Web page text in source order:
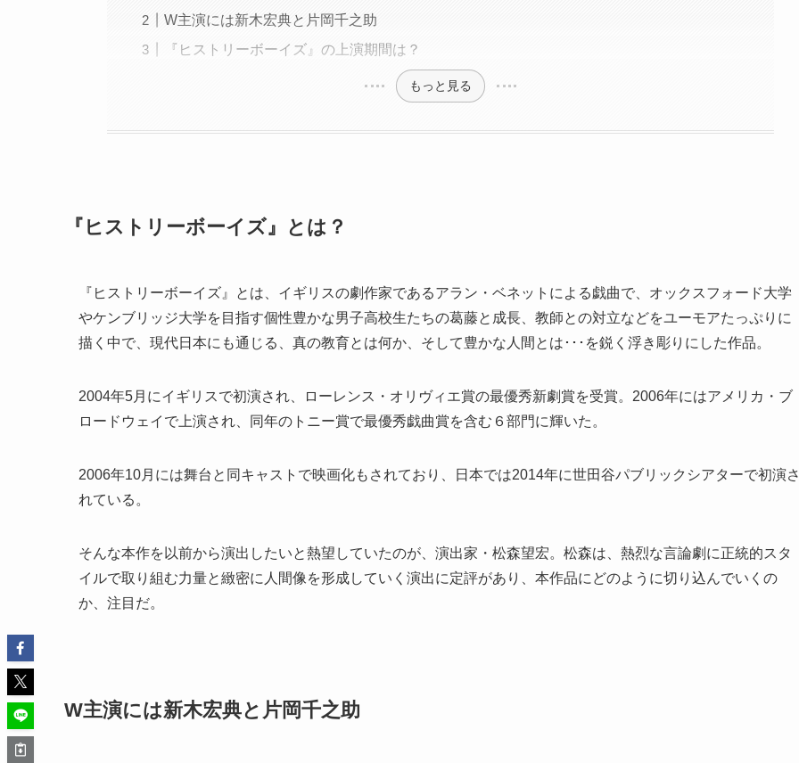
W主演には新木宏典と片岡千之助
『ヒストリーボーイズ』の上演期間は？
もっと見る
『ヒストリーボーイズ』とは？
『ヒストリーボーイズ』とは、イギリスの劇作家であるアラン・ベネットによる戯曲で、オックスフォード大学
やケンブリッジ大学を目指す個性豊かな男子高校生たちの葛藤と成長、教師との対立などをユーモアたっぷりに
描く中で、現代日本にも通じる、真の教育とは何か、そして豊かな人間とは･･･を鋭く浮き彫りにした作品。
2004年5月にイギリスで初演され、ローレンス・オリヴィエ賞の最優秀新劇賞を受賞。2006年にはアメリカ・ブ
ロードウェイで上演され、同年のトニー賞で最優秀戯曲賞を含む６部門に輝いた。
2006年10月には舞台と同キャストで映画化もされており、日本では2014年に世田谷パブリックシアターで初演
れている。
そんな本作を以前から演出したいと熱望していたのが、演出家・松森望宏。松森は、熱烈な言論劇に正統的スタ
イルで取り組む力量と緻密に人間像を形成していく演出に定評があり、本作品にどのように切り込んでいくの
か、注目だ。
W主演には新木宏典と片岡千之助